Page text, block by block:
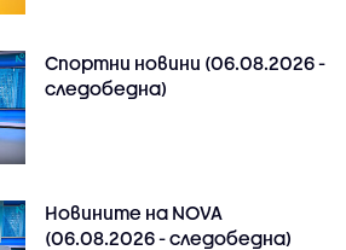
Спортни новини (06.08.2026 -
следобедна)
Новините на NOVA
(06.08.2026 - следобедна)